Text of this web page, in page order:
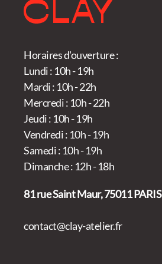
Horaires d'ouverture :
Lundi : 10h - 19h
Mardi : 10h - 22h
Mercredi : 10h - 22h
Jeudi : 10h - 19h
Vendredi : 10h - 19h
Samedi : 10h - 19h
Dimanche : 12h - 18h
81 rue Saint Maur, 75011 PARIS
contact@clay-atelier.fr